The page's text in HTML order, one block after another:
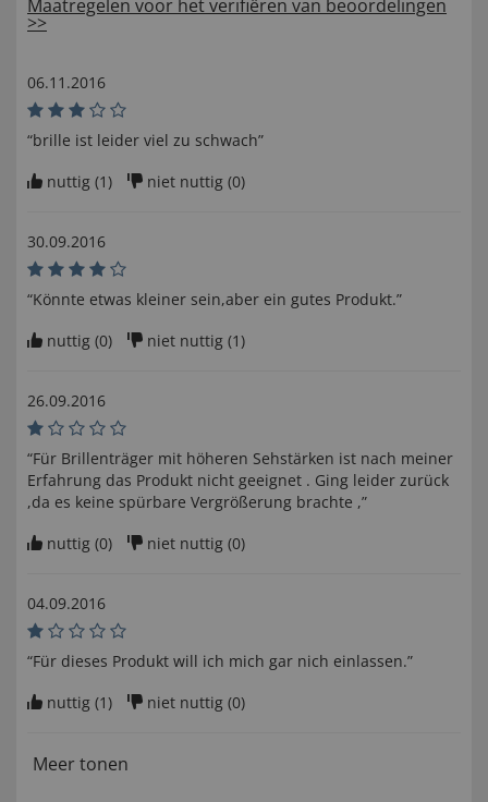
Maatregelen voor het verifiëren van beoordelingen
>>
06.11.2016
“brille ist leider viel zu schwach”
nuttig (1) niet nuttig (0)
30.09.2016
“Könnte etwas kleiner sein,aber ein gutes Produkt.”
nuttig (0) niet nuttig (1)
26.09.2016
“Für Brillenträger mit höheren Sehstärken ist nach meiner
Erfahrung das Produkt nicht geeignet . Ging leider zurück
,da es keine spürbare Vergrößerung brachte ,”
nuttig (0) niet nuttig (0)
04.09.2016
“Für dieses Produkt will ich mich gar nich einlassen.”
nuttig (1) niet nuttig (0)
Meer tonen